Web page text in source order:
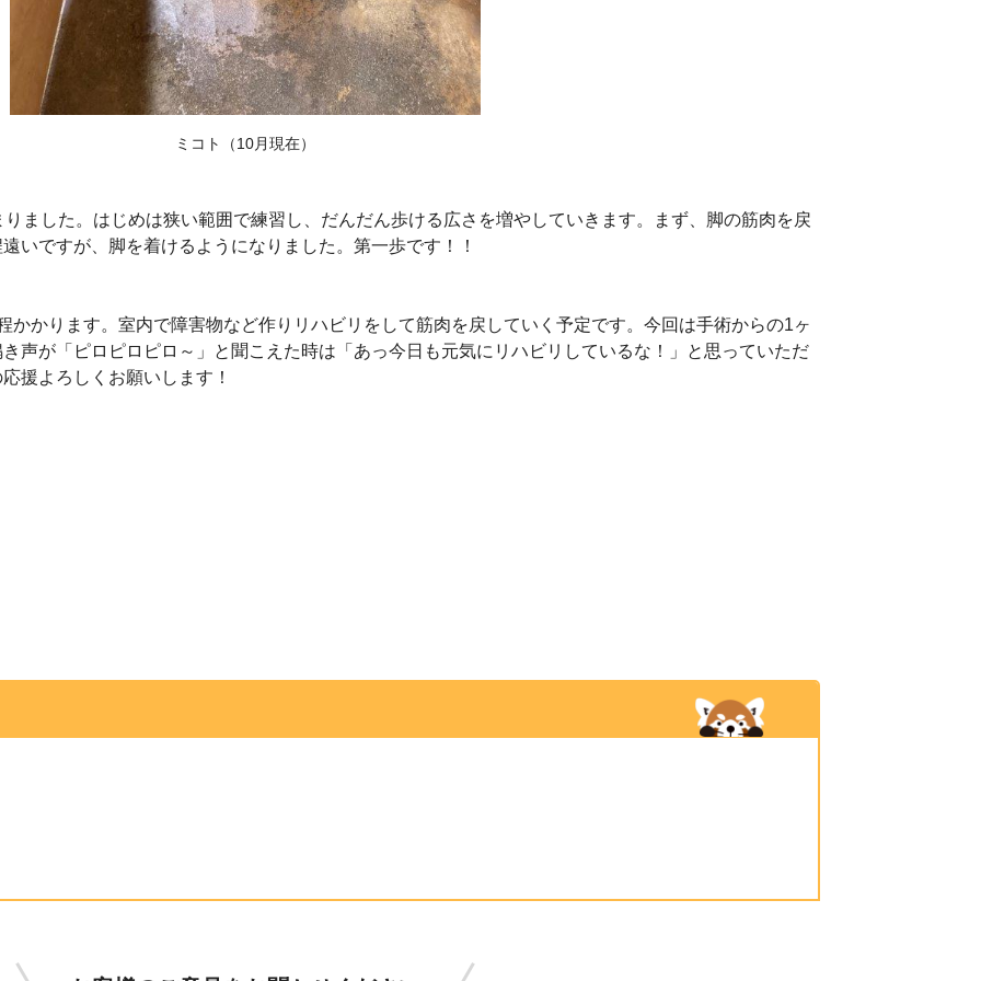
ミコト（10月現在）
ました。はじめは狭い範囲で練習し、だんだん歩ける広さを増やしていきます。まず、脚の筋肉を戻
いですが、脚を着けるようになりました。第一歩です！！
かかります。室内で障害物など作りリハビリをして筋肉を戻していく予定です。今回は手術からの1ヶ
声が「ピロピロピロ～」と聞こえた時は「あっ今日も元気にリハビリしているな！」と思っていただ
援よろしくお願いします！